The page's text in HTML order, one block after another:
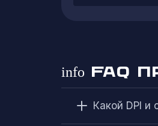
info FAQ
Какой DPI и